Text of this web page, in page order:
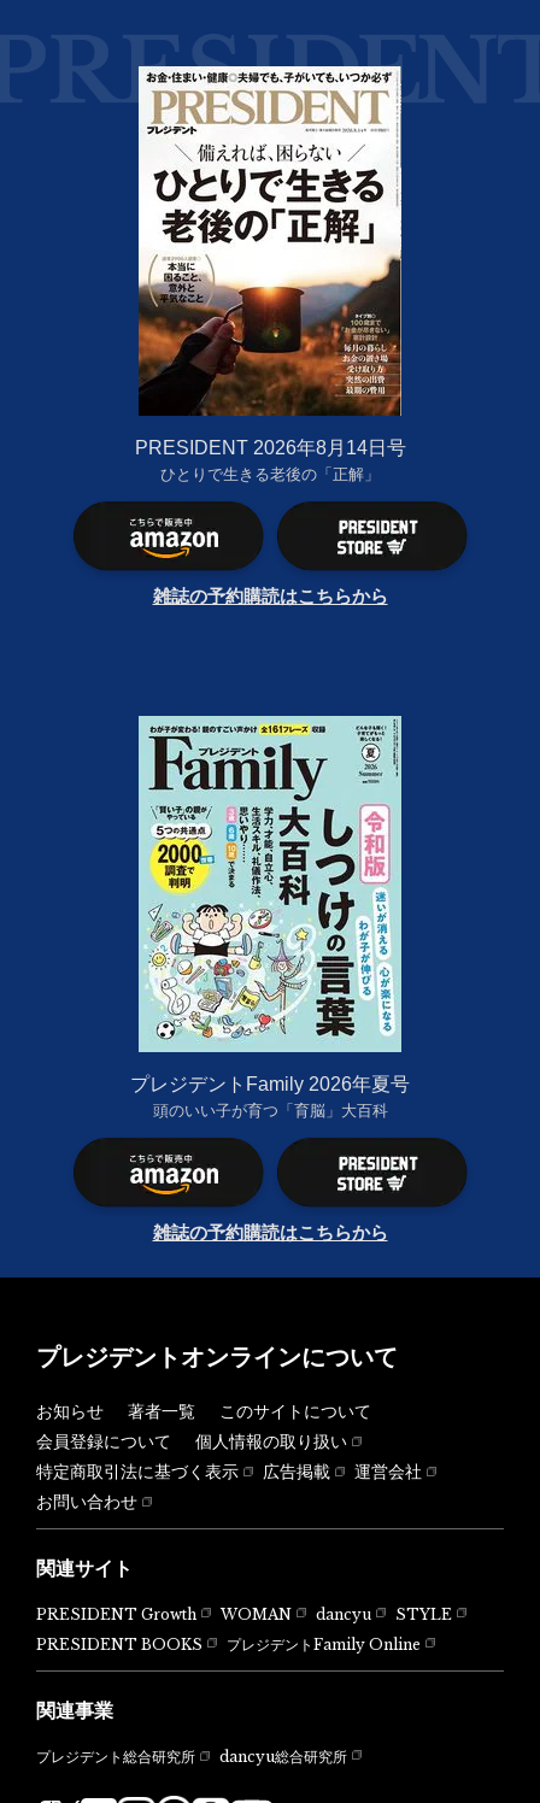
PRESIDENT 2026年8月14日号
ひとりで生きる老後の「正解」
雑誌の予約購読はこちらから
プレジデントFamily 2026年夏号
頭のいい子が育つ「育脳」大百科
雑誌の予約購読はこちらから
プレジデントオンラインについて
お知らせ 著者一覧
このサイトについて
会員登録について
個人情報の取り扱い
特定商取引法に基づく表示
広告掲載
運営会社
お問い合わせ
関連サイト
PRESIDENT Growth WOMAN dancyu
STYLE
PRESIDENT BOOKS
プレジデントFamily Online
関連事業
プレジデント総合研究所 dancyu総合研究所